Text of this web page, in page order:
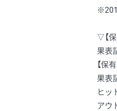
▽【
果表
【保
果表
ヒッ
アウ